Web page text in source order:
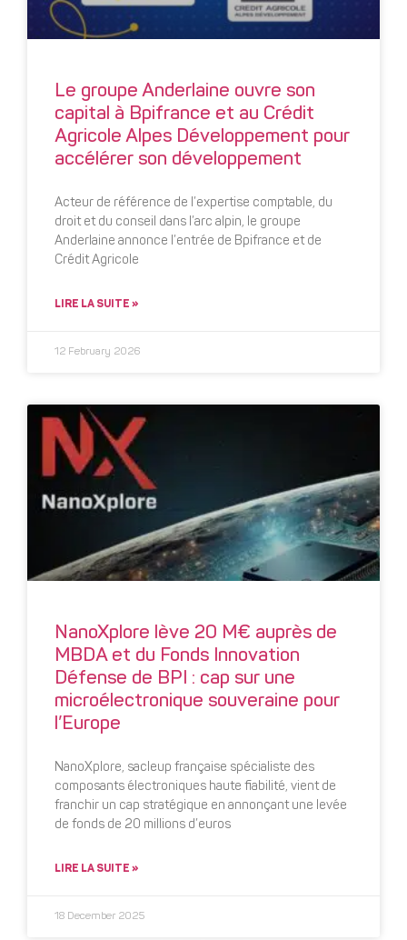
Le groupe Anderlaine ouvre son
capital à Bpifrance et au Crédit
Agricole Alpes Développement pour
accélérer son développement
Acteur de référence de l’expertise comptable, du
droit et du conseil dans l’arc alpin, le groupe
Anderlaine annonce l’entrée de Bpifrance et de
Crédit Agricole
LIRE LA SUITE »
12 February 2026
NanoXplore lève 20 M€ auprès de
MBDA et du Fonds Innovation
Défense de BPI : cap sur une
microélectronique souveraine pour
l’Europe
NanoXplore, sacleup française spécialiste des
composants électroniques haute fiabilité, vient de
franchir un cap stratégique en annonçant une levée
de fonds de 20 millions d’euros
LIRE LA SUITE »
18 December 2025